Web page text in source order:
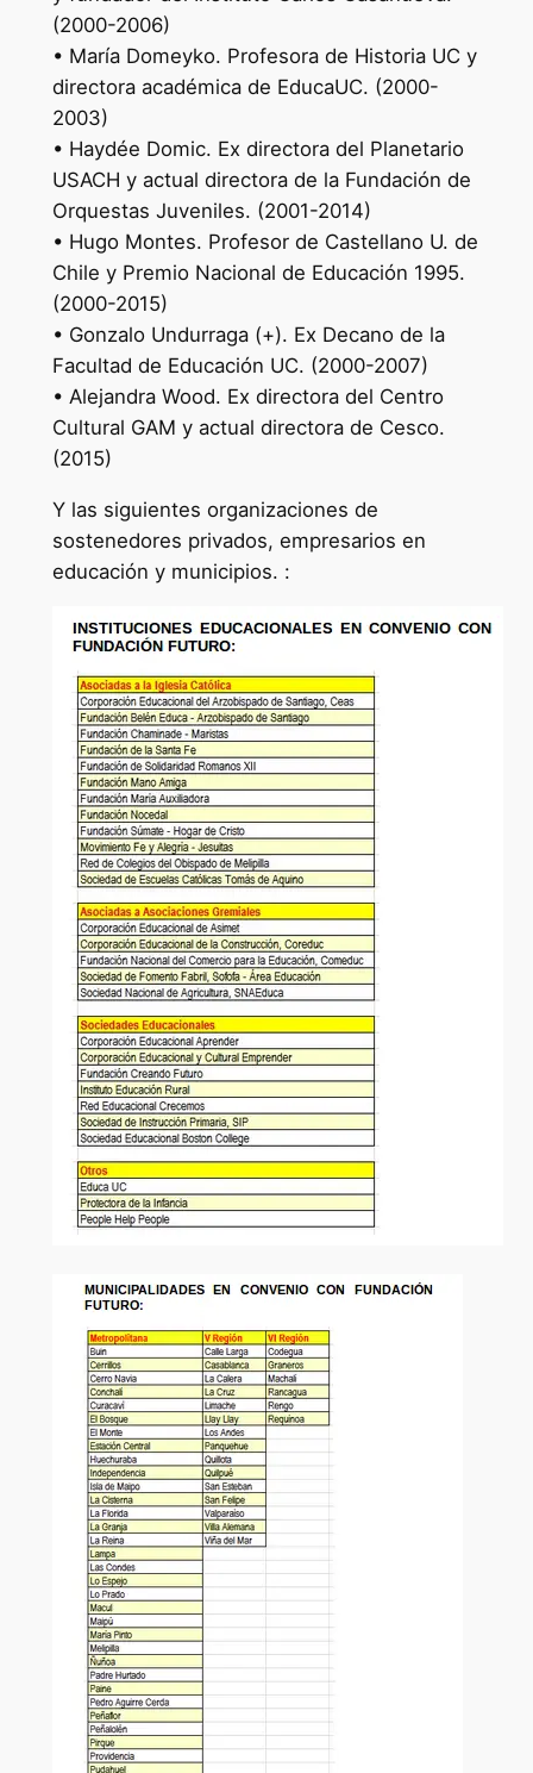
(2000-2006)
• María Domeyko. Profesora de Historia UC y
directora académica de EducaUC. (2000-
2003)
• Haydée Domic. Ex directora del Planetario
USACH y actual directora de la Fundación de
Orquestas Juveniles. (2001-2014)
• Hugo Montes. Profesor de Castellano U. de
Chile y Premio Nacional de Educación 1995.
(2000-2015)
• Gonzalo Undurraga (+). Ex Decano de la
Facultad de Educación UC. (2000-2007)
• Alejandra Wood. Ex directora del Centro
Cultural GAM y actual directora de Cesco.
(2015)
Y las siguientes organizaciones de
sostenedores privados, empresarios en
educación y municipios. :